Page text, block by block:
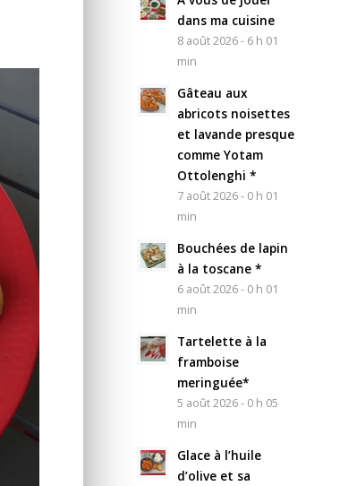
dans ma cuisine
8 août 2026 - 6 h 01
min
Gâteau aux
abricots noisettes
et lavande presque
comme Yotam
Ottolenghi *
7 août 2026 - 0 h 01
min
Bouchées de lapin
à la toscane *
6 août 2026 - 0 h 01
min
Tartelette à la
framboise
meringuée*
5 août 2026 - 0 h 05
min
Glace à l’huile
d’olive et sa